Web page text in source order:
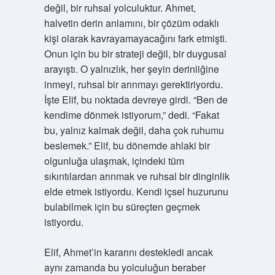
değil, bir ruhsal yolculuktur. Ahmet,
halvetin derin anlamını, bir çözüm odaklı
kişi olarak kavrayamayacağını fark etmişti.
Onun için bu bir strateji değil, bir duygusal
arayıştı. O yalnızlık, her şeyin derinliğine
inmeyi, ruhsal bir arınmayı gerektiriyordu.
İşte Elif, bu noktada devreye girdi. “Ben de
kendime dönmek istiyorum,” dedi. “Fakat
bu, yalnız kalmak değil, daha çok ruhumu
beslemek.” Elif, bu dönemde ahlaki bir
olgunluğa ulaşmak, içindeki tüm
sıkıntılardan arınmak ve ruhsal bir dinginlik
elde etmek istiyordu. Kendi içsel huzurunu
bulabilmek için bu süreçten geçmek
istiyordu.
Elif, Ahmet’in kararını destekledi ancak
aynı zamanda bu yolculuğun beraber